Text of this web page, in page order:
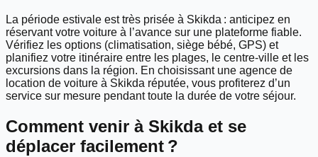
La période estivale est très prisée à Skikda : anticipez en
réservant votre voiture à l’avance sur une plateforme fiable.
Vérifiez les options (climatisation, siège bébé, GPS) et
planifiez votre itinéraire entre les plages, le centre-ville et les
excursions dans la région. En choisissant une agence de
location de voiture à Skikda réputée, vous profiterez d’un
service sur mesure pendant toute la durée de votre séjour.
Comment venir à Skikda et se
déplacer facilement ?